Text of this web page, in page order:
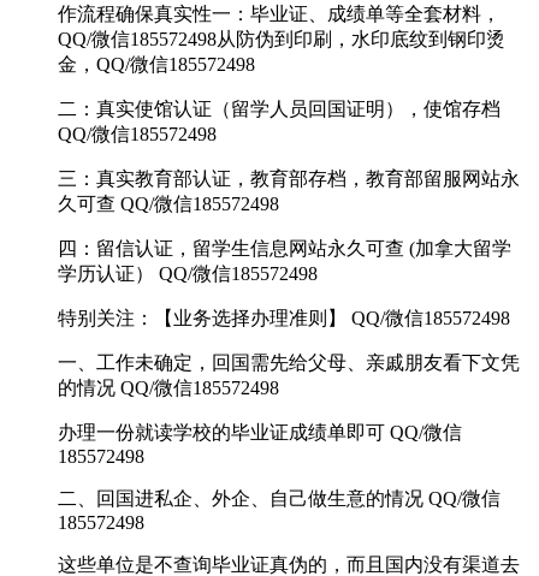
作流程确保真实性一：毕业证、成绩单等全套材料，
QQ/微信185572498从防伪到印刷，水印底纹到钢印烫
金，QQ/微信185572498
二：真实使馆认证（留学人员回国证明），使馆存档
QQ/微信185572498
三：真实教育部认证，教育部存档，教育部留服网站永
久可查 QQ/微信185572498
四：留信认证，留学生信息网站永久可查 (加拿大留学
学历认证） QQ/微信185572498
特别关注：【业务选择办理准则】 QQ/微信185572498
一、工作未确定，回国需先给父母、亲戚朋友看下文凭
的情况 QQ/微信185572498
办理一份就读学校的毕业证成绩单即可 QQ/微信
185572498
二、回国进私企、外企、自己做生意的情况 QQ/微信
185572498
这些单位是不查询毕业证真伪的，而且国内没有渠道去